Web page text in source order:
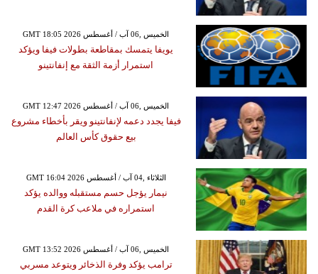
GMT 18:05 2026 الخميس ,06 آب / أغسطس
يويفا يتمسك بمقاطعة بطولات فيفا ويؤكد
استمرار أزمة الثقة مع إنفانتينو
GMT 12:47 2026 الخميس ,06 آب / أغسطس
فيفا يجدد دعمه لإنفانتينو ويقر بأخطاء مشروع
بيع حقوق كأس العالم
GMT 16:04 2026 الثلاثاء ,04 آب / أغسطس
نيمار يؤجل حسم مستقبله ووالده يؤكد
استمراره في ملاعب كرة القدم
GMT 13:52 2026 الخميس ,06 آب / أغسطس
ترامب يؤكد وفرة الذخائر ويتوعد مسربي